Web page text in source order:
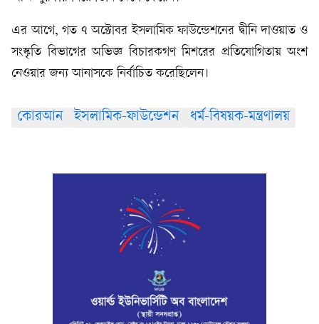
এর আগে, গত ৭ অক্টোবর ইসলামিক ফাউন্ডেশনের দ্বীনি দাওয়াত ও
সংস্কৃতি বিভাগের অভিজ্ঞ বিচারকগণ মিশরের প্রতিযোগিতায় অংশ
নেওয়ার জন্য আনাসকে নির্বাচিত করেছিলেন।
কোরআন ইসলামিক-ফাউন্ডেশন ধর্ম-বিষয়ক-মন্ত্রণালয়